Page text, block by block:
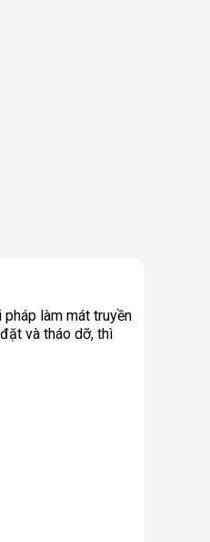
làm mát truyền
và tháo dỡ, thì